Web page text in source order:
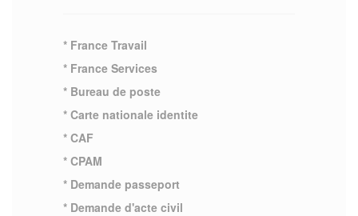
* France Travail
* France Services
* Bureau de poste
* Carte nationale identite
* CAF
* CPAM
* Demande passeport
* Demande d'acte civil